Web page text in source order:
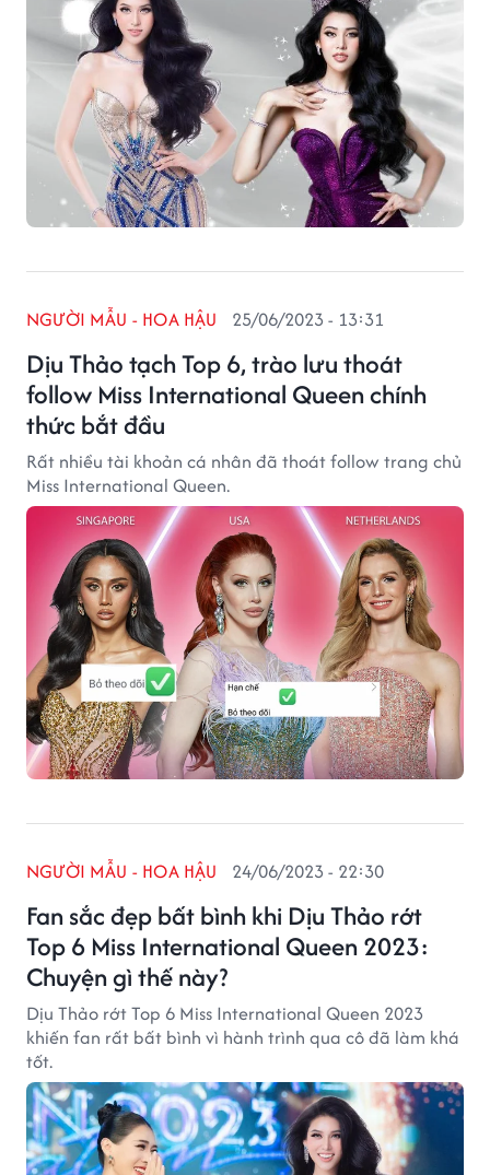
Dịu Thảo tạch Top 6, trào lưu thoát
follow Miss International Queen chính
thức bắt đầu
NGƯỜI MẪU - HOA HẬU 25/06/2023 - 13:31
Rất nhiều tài khoản cá nhân đã thoát follow trang chủ
Miss International Queen.
Fan sắc đẹp bất bình khi Dịu Thảo rớt
Top 6 Miss International Queen 2023:
Chuyện gì thế này?
NGƯỜI MẪU - HOA HẬU 24/06/2023 - 22:30
Dịu Thảo rớt Top 6 Miss International Queen 2023
khiến fan rất bất bình vì hành trình qua cô đã làm khá
tốt.